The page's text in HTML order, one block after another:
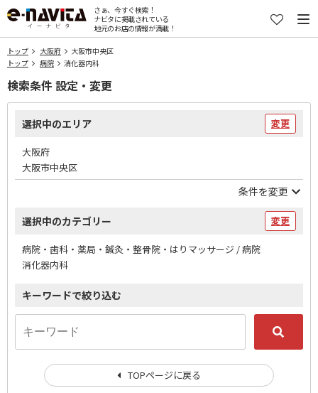
さぁ、今すぐ検索！
ナビタに掲載されている
地元のお店の情報が満載！
トップ 大阪府
大阪市中央区
トップ
病院 消化器内科
検索条件 設定・変更
選択中のエリア 変更
大阪府
大阪市中央区
条件を変更
選択中のカテゴリー 変更
病院・歯科・薬局・鍼灸・整骨院・はりマッサージ / 病院
消化器内科
キーワードで絞り込む
TOPページに戻る